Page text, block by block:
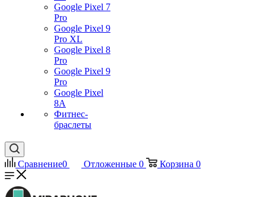
Google Pixel 7
Pro
Google Pixel 9
Pro XL
Google Pixel 8
Pro
Google Pixel 9
Pro
Google Pixel
8A
Фитнес-
браслеты
Сравнение0 Отложенные 0 Корзина 0